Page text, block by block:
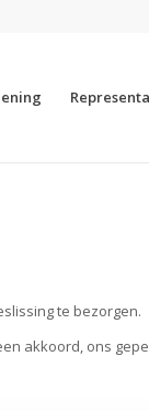
te bezorgen.
akkoord, ons